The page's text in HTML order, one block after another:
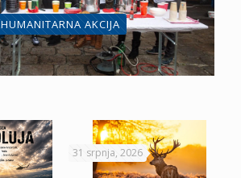
HUMANITARNA AKCIJA
31 srpnja, 2026